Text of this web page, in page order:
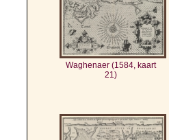
Waghenaer (1584, kaart
21)